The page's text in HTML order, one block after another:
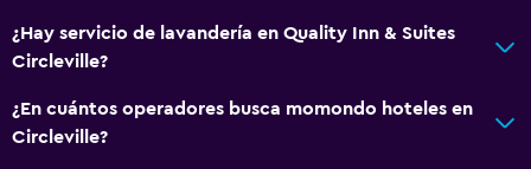
Lavandería
Servicios de lavandería/tintorería
Plancha y tabla de planchar
Lavadora
¿Hay servicio de lavandería en Quality Inn & Suites
Circleville?
¿En cuántos operadores busca momondo hoteles en
Circleville?